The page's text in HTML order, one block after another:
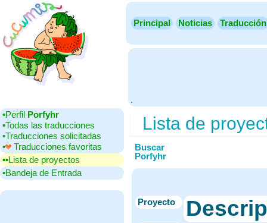
Principal Noticias Traducción
.
•‎Perfil Porfyhr
•‎Todas las traducciones
•‎Traducciones solicitadas
•‎
Traducciones favoritas
▪▪‎Lista de proyectos
•‎Bandeja de Entrada
Lista de
Buscar
Porfyhr
Proyecto